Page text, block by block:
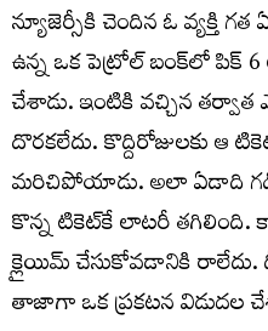
న్యూజెర్సీకి చెందిన ఓ వ్యక్తి
ఉన్న ఒక పెట్రోల్ బంక్‌లో పిక్
చేశాడు. ఇంటికి వచ్చిన తర్వాత
దొరకలేదు. కొద్దిరోజులకు ఆ
మరిచిపోయాడు. అలా ఏడాది
కొన్న టికెట్‌కే లాటరీ
క్లైయిమ్ చేసుకోవడానికి
తాజాగా ఒక ప్రకటన విడుదల